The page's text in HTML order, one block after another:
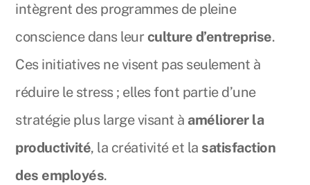
intègrent des programmes de pleine
conscience dans leur culture d’entreprise.
Ces initiatives ne visent pas seulement à
réduire le stress ; elles font partie d’une
stratégie plus large visant à améliorer la
productivité, la créativité et la satisfaction
des employés.